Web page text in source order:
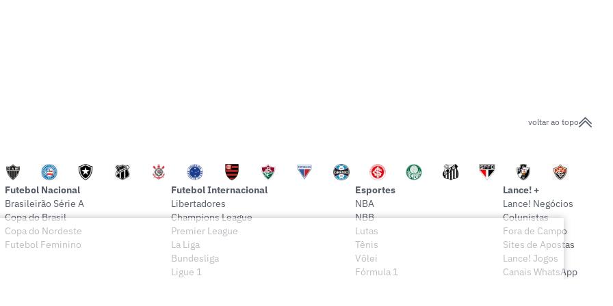
voltar ao topo
Futebol Nacional
Brasileirão Série A
Copa do Brasil
Copa do Nordeste
Futebol Feminino
Futebol Internacional
Libertadores
Champions League
Premier League
La Liga
Bundesliga
Ligue 1
Esportes
NBA
NBB
Lutas
Tênis
Vôlei
Fórmula 1
Lance! +
Lance! Negócios
Colunistas
Fora de Campo
Sites de Apostas
Lance! Jogos
Canais WhatsApp